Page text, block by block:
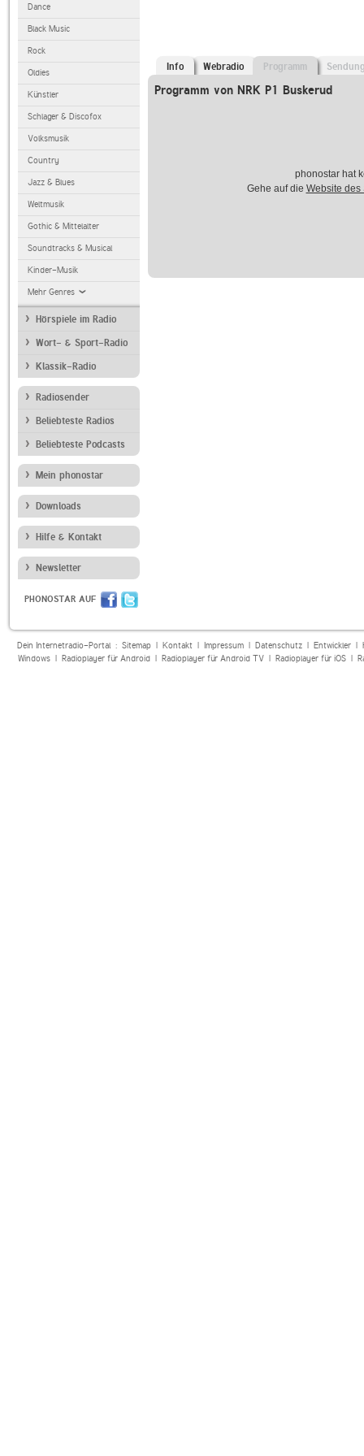
Dance
Black Music
Rock
Oldies
Künstler
Schlager & Discofox
Volksmusik
Country
Jazz & Blues
Weltmusik
Gothic & Mittelalter
Soundtracks & Musical
Kinder-Musik
Mehr Genres
Hörspiele im Radio
Wort- & Sport-Radio
Klassik-Radio
Radiosender
Beliebteste Radios
Beliebteste Podcasts
Mein phonostar
Downloads
Hilfe & Kontakt
Newsletter
PHONOSTAR AUF
Info Webradio Programm
Programm von NRK P1 Buskerud
phonostar hat
Gehe auf die Website des
Dein Internetradio-Portal : Sitemap| Kontakt| Impressum| Datenschutz| Entwickler|
Windows| Radioplayer für Android| Radioplayer für Android TV| Radioplayer für iOS|